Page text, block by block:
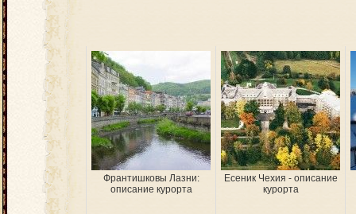
Франтишковы Лазни:
описание курорта
Есеник Чехия - описание
курорта